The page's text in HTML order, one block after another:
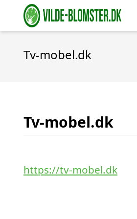
Tv-mobel.dk
Tv-mobel.dk
https://tv-mobel.dk